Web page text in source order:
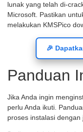
lunak yang telah di-
Microsoft. Pastikan
melakukan KMSPico
🎉
Panduan
Jika Anda ingin
perlu Anda ikuti.
proses instalasi dengan